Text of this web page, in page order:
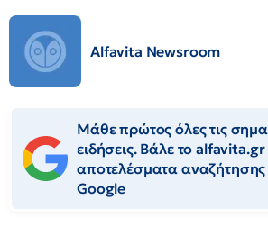
Alfavita Newsroom
Μάθε πρώτος όλες τις
ειδήσεις. Βάλε το
αποτελέσματα αναζήτησης
Google